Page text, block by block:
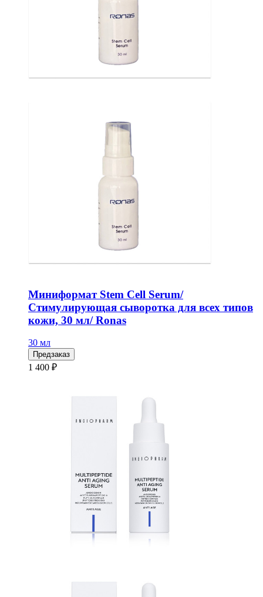
Миниформат Stem Cell Serum/
Стимулирующая сыворотка для всех типов
кожи, 30 мл/ Ronas
30 мл
Предзаказ
1 400 ₽